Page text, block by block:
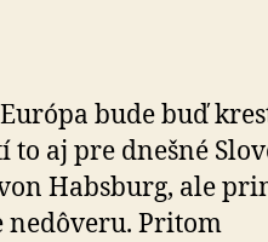
kresťanské
bude buď
to aj pre dnešné
Habsburg, ale
nedôveru. Pritom